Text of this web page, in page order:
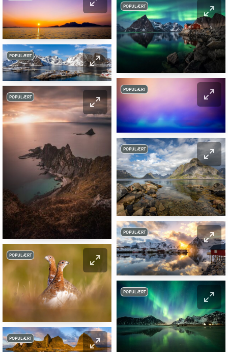
POPULÆRT
POPULÆRT
POPULÆRT
POPULÆRT
POPULÆRT
POPULÆRT
POPULÆRT
POPULÆRT
POPULÆRT